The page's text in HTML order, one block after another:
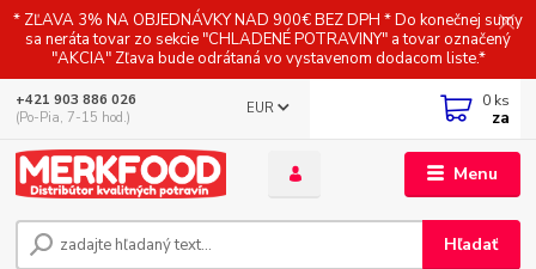
* ZĽAVA 3% NA OBJEDNÁVKY NAD 900€ BEZ DPH * Do konečnej sumy
sa neráta tovar zo sekcie "CHLADENÉ POTRAVINY" a tovar označený
"AKCIA" Zľava bude odrátaná vo vystavenom dodacom liste.*
Menu
EUR
Hľadať
+421 903 886 026
(Po-Pia, 7-15 hod.)
0 ks
za